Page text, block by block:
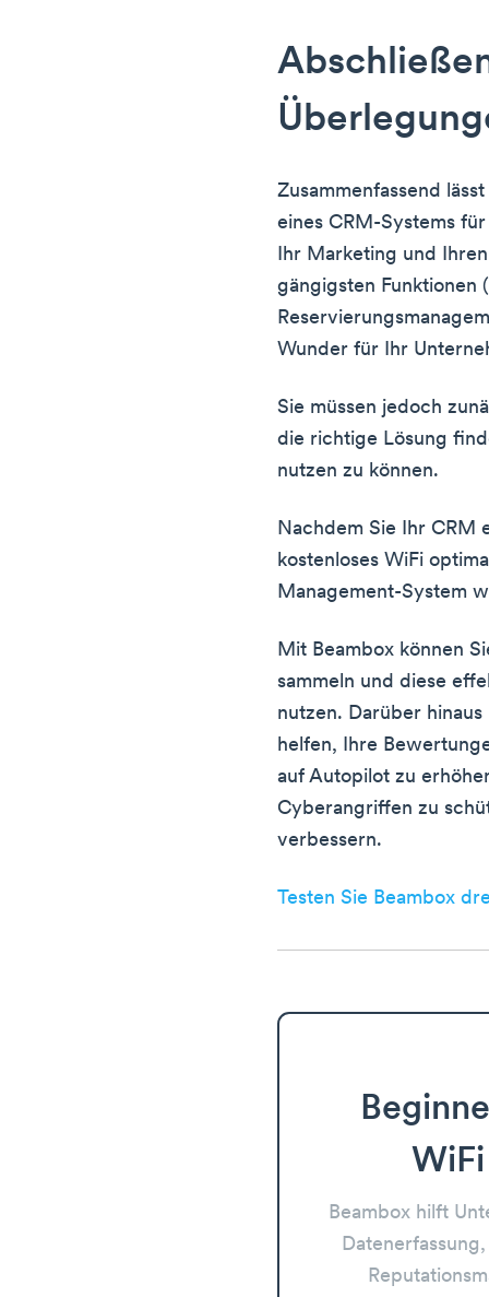
Zusammenfassend
eines CRM-Systems
Ihr Marketing und
gängigsten Funktionen
Wunder für Ihr
Sie müssen jedoch
die richtige Lösung
nutzen zu können.
Nachdem Sie Ihr CRM
kostenloses WiFi
Management-System
Mit Beambox können
sammeln und diese
nutzen. Darüber
helfen, Ihre
auf Autopilot zu
Cyberangriffen zu
verbessern.
Testen Sie Beambox
Beambox hilft